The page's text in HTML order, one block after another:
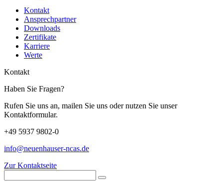
Kontakt
Ansprechpartner
Downloads
Zertifikate
Karriere
Werte
Kontakt
Haben Sie Fragen?
Rufen Sie uns an, mailen Sie uns oder nutzen Sie unser
Kontaktformular.
+49 5937 9802-0
info@neuenhauser-ncas.de
Zur Kontaktseite